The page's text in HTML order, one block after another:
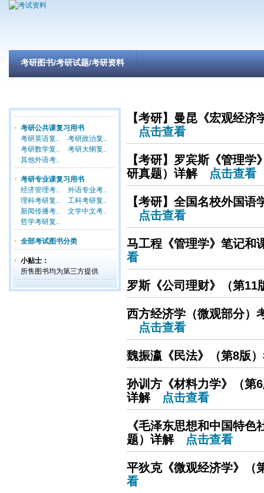
考研图书/考研试题/考研资料
考研公共课复习用书
考研英语复..
考研政治复..
考研数学复..
考研大纲复..
其他外语考..
考研专业课复习用书
经济管理考..
外语专业考..
理科考研复..
工科考研复..
新闻传播考..
文学中文考..
哲学考研复..
全部考试图书分类
小贴士：
所售图书均为第三方提供
【考研】曼昆《宏观经
点击查看
【考研】罗宾斯《管理
研真题）详解
点击查看
【考研】全国名校外国
点击查看
马工程《管理学》笔记和
看
罗斯《公司理财》（第11
西方经济学（微观部分）
点击查看
魏振瀛《民法》（第8版
孙训方《材料力学》（第
详解
点击查看
《毛泽东思想和中国特
题）详解
点击查看
平狄克《微观经济学》（
看